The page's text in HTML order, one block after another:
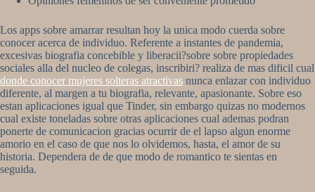
Los apps sobre amarrar resultan hoy la unica modo cuerda sobre
conocer acerca de individuo. Referente a instantes de pandemia,
excesivas biografia concebible y liberacii?sobre sobre propiedades
sociales alla del nucleo de colegas, inscribiri? realiza de mas dificil cual
donde conocer mujeres solteras atractivas nunca enlazar con individuo
diferente, al margen a tu biografia, relevante, apasionante. Sobre eso
estan aplicaciones igual que Tinder, sin embargo quizas no modernos
cual existe toneladas sobre otras aplicaciones cual ademas podran
ponerte de comunicacion gracias ocurrir de el lapso algun enorme
amorio en el caso de que nos lo olvidemos, hasta, el amor de su
historia. Dependera de de que modo de romantico te sientas en
seguida.